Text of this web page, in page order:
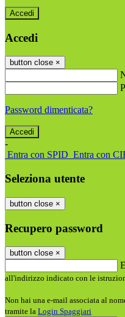
Accedi
Accedi
button close ×
Password dimenticata?
-
Entra con SPID Entra con
Seleziona utente
button close ×
Recupero password
button close ×
all'indirizzo indicato con le
Non hai una e-mail associata al
tramite la Login Spaggiari